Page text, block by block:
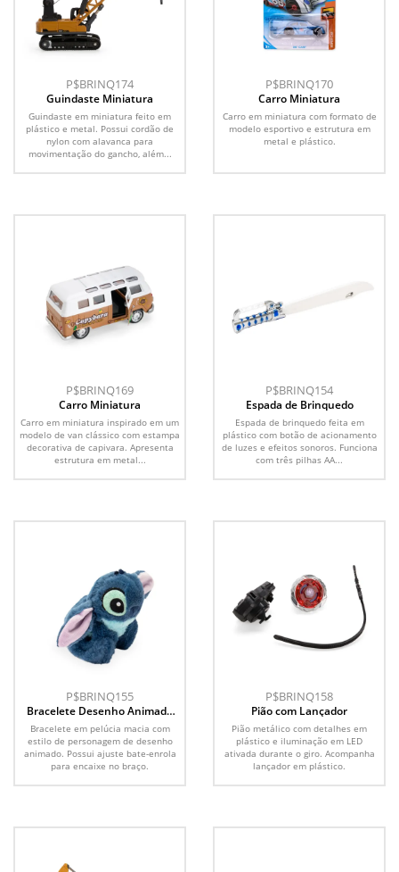
P$BRINQ174
Guindaste Miniatura
Guindaste em miniatura feito em
plástico e metal. Possui cordão de
nylon com alavanca para
movimentação do gancho, além...
P$BRINQ170
Carro Miniatura
Carro em miniatura com formato de
modelo esportivo e estrutura em
metal e plástico.
P$BRINQ169
Carro Miniatura
Carro em miniatura inspirado em um
modelo de van clássico com estampa
decorativa de capivara. Apresenta
estrutura em metal...
P$BRINQ154
Espada de Brinquedo
Espada de brinquedo feita em
plástico com botão de acionamento
de luzes e efeitos sonoros. Funciona
com três pilhas AA...
P$BRINQ155
Bracelete Desenho Animado
Pelúcia
Bracelete em pelúcia macia com
estilo de personagem de desenho
animado. Possui ajuste bate-enrola
para encaixe no braço.
P$BRINQ158
Pião com Lançador
Pião metálico com detalhes em
plástico e iluminação em LED
ativada durante o giro. Acompanha
lançador em plástico.